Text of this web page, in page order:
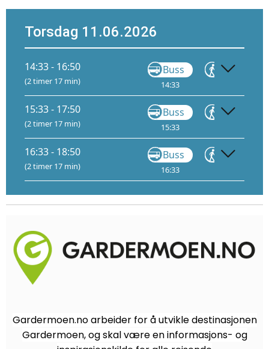
Torsdag 11.06.2026
14:33 - 16:50
(2 timer 17 min)
Buss
14:33
Gå
15:33 - 17:50
(2 timer 17 min)
Buss
15:33
Gå
16:33 - 18:50
(2 timer 17 min)
Buss
16:33
Gå
Gardermoen.no arbeider for å utvikle destinasjonen
Gardermoen, og skal være en informasjons- og